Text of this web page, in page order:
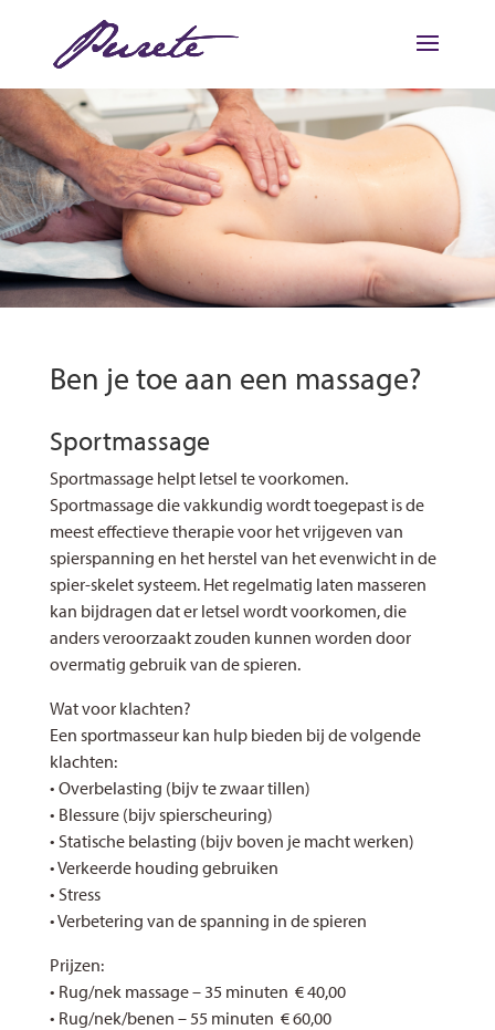
Ben je toe aan een massage?
Sportmassage
Sportmassage helpt letsel te voorkomen.
Sportmassage die vakkundig wordt toegepast is de
meest effectieve therapie voor het vrijgeven van
spierspanning en het herstel van het evenwicht in de
spier-skelet systeem. Het regelmatig laten masseren
kan bijdragen dat er letsel wordt voorkomen, die
anders veroorzaakt zouden kunnen worden door
overmatig gebruik van de spieren.
Wat voor klachten?
Een sportmasseur kan hulp bieden bij de volgende
klachten:
• Overbelasting (bijv te zwaar tillen)
• Blessure (bijv spierscheuring)
• Statische belasting (bijv boven je macht werken)
• Verkeerde houding gebruiken
• Stress
• Verbetering van de spanning in de spieren
Prijzen:
• Rug/nek massage – 35 minuten € 40,00
• Rug/nek/benen – 55 minuten € 60,00